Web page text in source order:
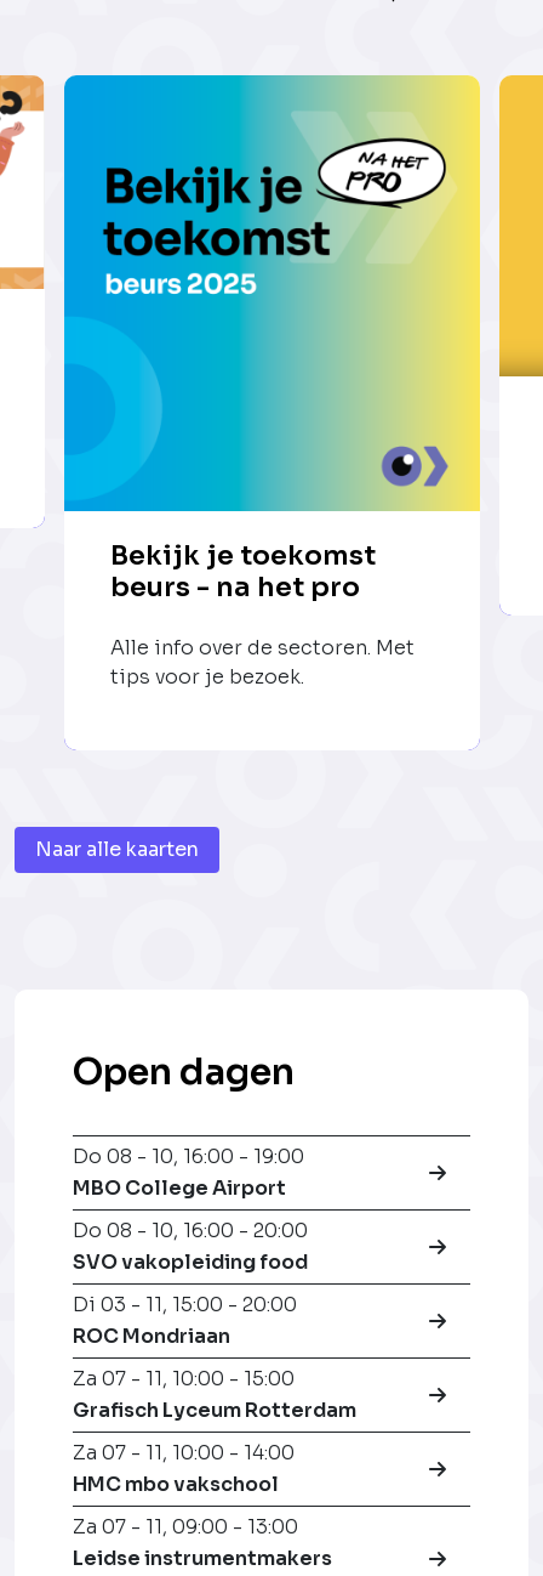
Bekijk je toekomst
beurs - na het pro
Alle info over de sectoren. Met
tips voor je bezoek.
Naar alle kaarten
Open dagen
Do 08 - 10, 16:00 - 19:00
MBO College Airport
Do 08 - 10, 16:00 - 20:00
SVO vakopleiding food
Di 03 - 11, 15:00 - 20:00
ROC Mondriaan
Za 07 - 11, 10:00 - 15:00
Grafisch Lyceum Rotterdam
Za 07 - 11, 10:00 - 14:00
HMC mbo vakschool
Za 07 - 11, 09:00 - 13:00
Leidse instrumentmakers